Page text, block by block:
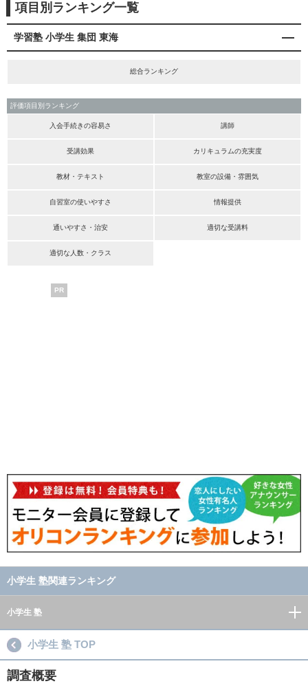
項目別ランキング一覧
学習塾 小学生 集団 東海
総合ランキング
評価項目別ランキング
入会手続きの容易さ 講師
受講効果 カリキュラムの充実度
教材・テキスト 教室の設備・雰囲気
自習室の使いやすさ 情報提供
通いやすさ・治安 適切な受講料
適切な人数・クラス
PR
小学生 塾関連ランキング
小学生 塾
小学生 塾 TOP
調査概要